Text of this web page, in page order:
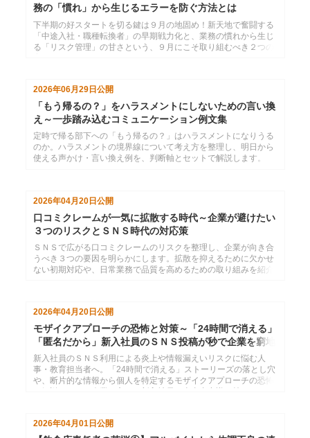
務の「慣れ」から生じるエラーを防ぐ方法とは
下半期の好スタートを切る鍵は９月の地固め！新天地で奮闘する
「中途入社・職種転換者」の早期戦力化と、業務の慣れから生じ
る「リスク管理」の甘さという、９月にこそ取り組むべき２つの
2026年06月29日 公開
「もう帰るの？」をハラスメントにしないための言い換
え～一歩踏み込むコミュニケーション例文集
定時で帰る部下への「もう帰るの？」はハラスメントになりうる
のか。ハラスメントの境界線について考え方を整理し、明日から
使える声かけ・言い換え例を、判断軸とセットで解説します。
2026年04月20日公開
口コミクレームが一気に拡散する時代～企業が避けたい
３つのリスクとＳＮＳ時代の対応策
ＳＮＳで広がる口コミクレームのリスクを整理し、企業が向き合
うべき３つの要因を明らかにします。拡散を抑えるために欠かせ
ない初期対応や、日常業務で品質を高めるための取り組みを紹介
2026年04月20日 公開
モザイクアプローチの恐怖と対策～「24時間で消える」
「匿名だから」新入社員のＳＮＳ投稿が秒で企業を窮地
に追い込む
新入社員のＳＮＳ利用による炎上や情報漏えいリスクに悩む人
事・教育担当者へ。「24時間で消える」ストーリーズの落とし穴
や、断片的な情報から個人を特定するモザイクアプローチの恐怖
2026年04月01日公開